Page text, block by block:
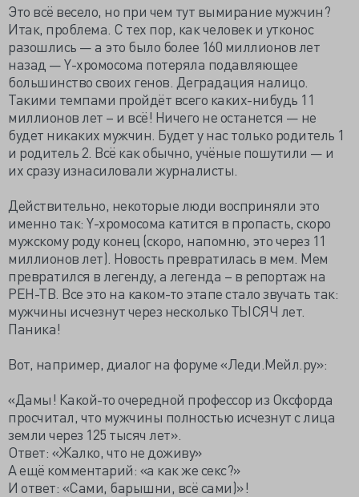
Это всё весело, но при чем тут вымирание мужчин?
Итак, проблема. С тех пор, как человек и утконос
разошлись — а это было более 160 миллионов лет
назад — Y-хромосома потеряла подавляющее
большинство своих генов. Деградация налицо.
Такими темпами пройдёт всего каких-нибудь 11
миллионов лет – и всё! Ничего не останется — не
будет никаких мужчин. Будет у нас только родитель 1
и родитель 2. Всё как обычно, учёные пошутили — и
их сразу изнасиловали журналисты.
Действительно, некоторые люди восприняли это
именно так: Y-хромосома катится в пропасть, скоро
мужскому роду конец (скоро, напомню, это через 11
миллионов лет). Новость превратилась в мем. Мем
превратился в легенду, а легенда – в репортаж на
РЕН-ТВ. Все это на каком-то этапе стало звучать так:
мужчины исчезнут через несколько ТЫСЯЧ лет.
Паника!
Вот, например, диалог на форуме «Леди.Мейл.ру»:
«Дамы! Какой-то очередной профессор из Оксфорда
просчитал, что мужчины полностью исчезнут с лица
земли через 125 тысяч лет».
Ответ: «Жалко, что не доживу»
А ещё комментарий: «а как же секс?»
И ответ: «Сами, барышни, всё сами)»!